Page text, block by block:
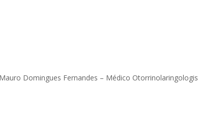
Domingues Fernandes – Médico